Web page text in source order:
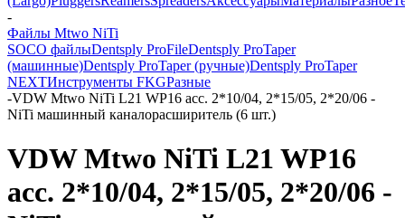
-
Файлы Mtwo NiTi
SOCO файлыDentsply ProFileDentsply ProTaper
(машинные)Dentsply ProTaper (ручные)Dentsply ProTaper
NEXTИнструменты FKGРазные
-VDW Mtwo NiTi L21 WP16 асс. 2*10/04, 2*15/05, 2*20/06 -
NiTi машинный каналорасширитель (6 шт.)
VDW Mtwo NiTi L21 WP16
асс. 2*10/04, 2*15/05, 2*20/06 -